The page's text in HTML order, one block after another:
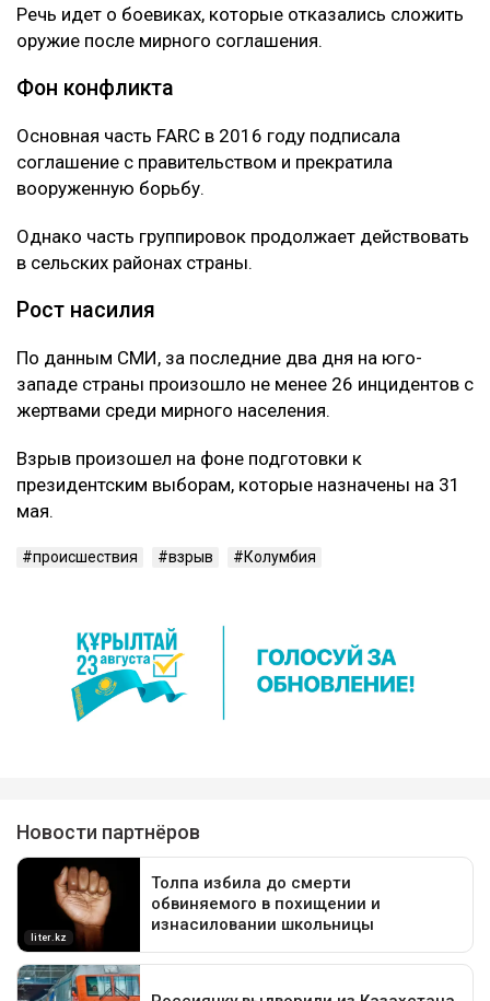
Речь идет о боевиках, которые отказались сложить
оружие после мирного соглашения.
Фон конфликта
Основная часть FARC в 2016 году подписала
соглашение с правительством и прекратила
вооруженную борьбу.
Однако часть группировок продолжает действовать
в сельских районах страны.
Рост насилия
По данным СМИ, за последние два дня на юго-
западе страны произошло не менее 26 инцидентов с
жертвами среди мирного населения.
Взрыв произошел на фоне подготовки к
президентским выборам, которые назначены на 31
мая.
происшествия взрыв Колумбия